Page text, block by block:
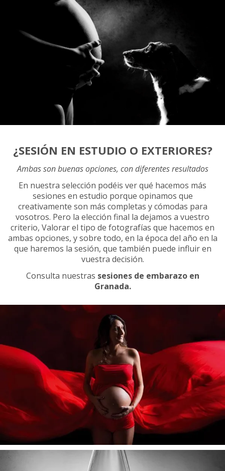
¿SESIÓN EN ESTUDIO O EXTERIORES?
Ambas son buenas opciones, con diferentes resultados
En nuestra selección podéis ver qué hacemos más
sesiones en estudio porque opinamos que
creativamente son más completas y cómodas para
vosotros. Pero la elección final la dejamos a vuestro
criterio, Valorar el tipo de fotografías que hacemos en
ambas opciones, y sobre todo, en la época del año en la
que haremos la sesión, que también puede influir en
vuestra decisión.
Consulta nuestras sesiones de embarazo en
Granada.